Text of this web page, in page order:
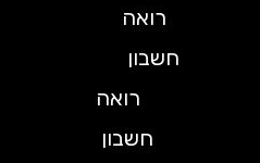
רואה
חשבון
רואה
חשבון